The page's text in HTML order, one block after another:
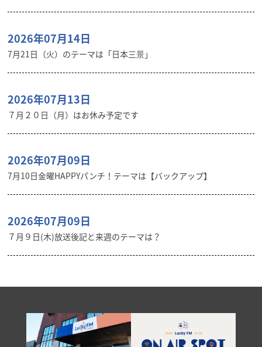
2026年07月14日
7月21日（火）のテーマは「日本三景」
2026年07月13日
７月２０日（月）はお休み予定です
2026年07月09日
7月10日金曜HAPPYパンチ！テーマは【バックアップ】
2026年07月09日
７月９日(木)放送後記と来週のテーマは？